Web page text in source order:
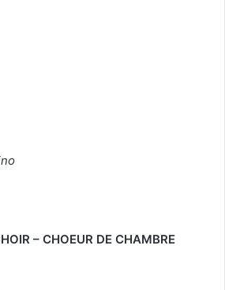
– CHOEUR DE CHAMBRE